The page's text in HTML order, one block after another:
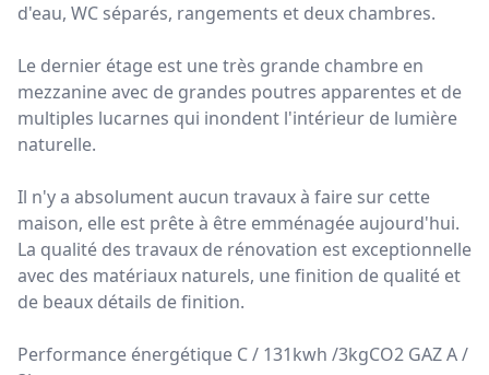
d'eau, WC séparés, rangements et deux chambres.
Le dernier étage est une très grande chambre en
mezzanine avec de grandes poutres apparentes et de
multiples lucarnes qui inondent l'intérieur de lumière
naturelle.
Il n'y a absolument aucun travaux à faire sur cette
maison, elle est prête à être emménagée aujourd'hui.
La qualité des travaux de rénovation est exceptionnelle
avec des matériaux naturels, une finition de qualité et
de beaux détails de finition.
Performance énergétique C / 131kwh /3kgCO2 GAZ A /